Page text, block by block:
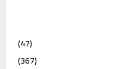
(47)
(367)